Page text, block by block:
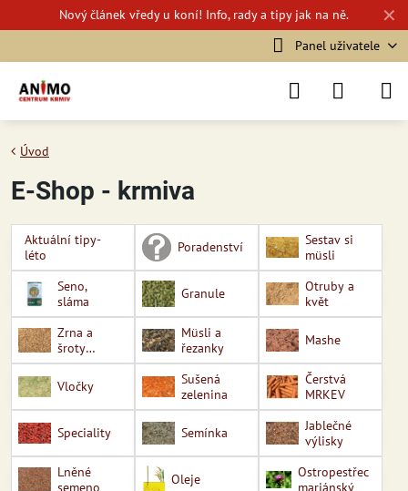
✕
Novýčlánek vředy u koní! Info, rady a tipy jak na ně.
Panel uživatele
Úvod
E-Shop - krmiva
Aktuální tipy-
léto
Poradenství
Sestav si
müsli
Seno,
sláma
Granule
Otruby a
květ
Zrna a
šroty
obilovin
Müsli a
řezanky
Mashe
Vločky
Sušená
zelenina
Čerstvá
MRKEV
Speciality Semínka
Jablečné
výlisky
Lněné
semeno
Oleje
Ostropestřec
mariánský